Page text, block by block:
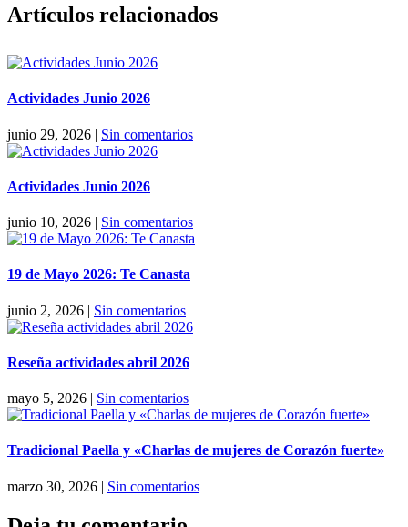
Facebook
X
Reddit
LinkedIn
Pinterest
Vk
Artículos relacionados
Actividades Junio 2026
junio 29, 2026 | Sin comentarios
Actividades Junio 2026
junio 10, 2026 | Sin comentarios
19 de Mayo 2026: Te Canasta
junio 2, 2026 | Sin comentarios
Reseña actividades abril 2026
mayo 5, 2026 | Sin comentarios
Tradicional Paella y «Charlas de mujeres de Corazón fuerte»
marzo 30, 2026 | Sin comentarios